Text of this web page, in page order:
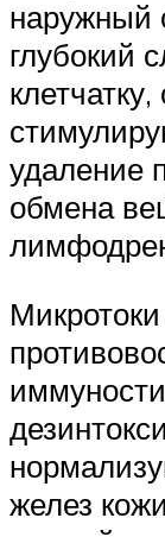
наружный
глубокий
удаление
обмена
желез